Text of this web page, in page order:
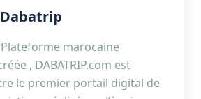
marocaine
, DABATRIP.com est
le premier portail digital de